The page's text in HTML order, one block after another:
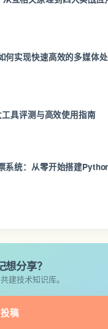
何实现快速高效的多媒体
具评测与高效使用指南
系统：从零开始搭建
分享？
建技术知识库。
稿